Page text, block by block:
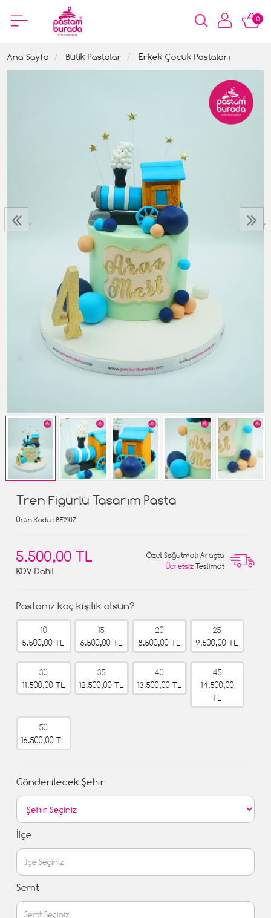
0
Ana Sayfa Butik Pastalar Erkek Çocuk Pastaları
‹ ›
Tren Figürlü Tasarım Pasta
Ürün Kodu : BE2107
5.500,00 TL
KDV Dahil
Özel Soğutmalı Araçta
Ücretsiz Teslimat
Pastanız kaç kişilik olsun?
10
5.500,00 TL
15
6.500,00 TL
20
8.500,00 TL
25
9.500,00 TL
30
11.500,00 TL
35
12.500,00 TL
40
13.500,00 TL
45
14.500,00
TL
50
16.500,00 TL
Gönderilecek Şehir
İlçe
Semt